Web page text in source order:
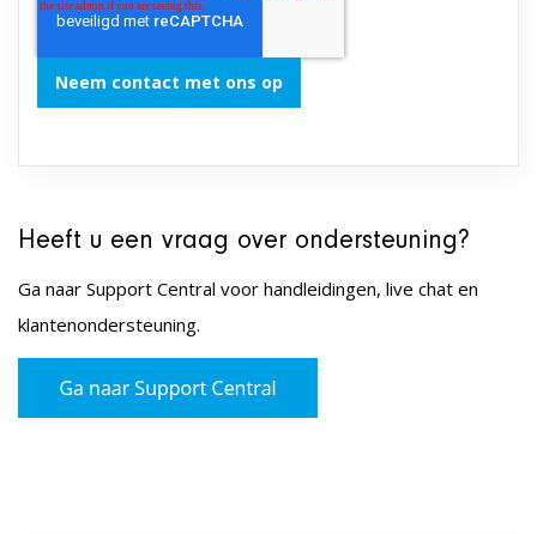
Neem contact met ons op
Heeft u een vraag over ondersteuning?
Ga naar Support Central voor handleidingen, live chat en
klantenondersteuning.